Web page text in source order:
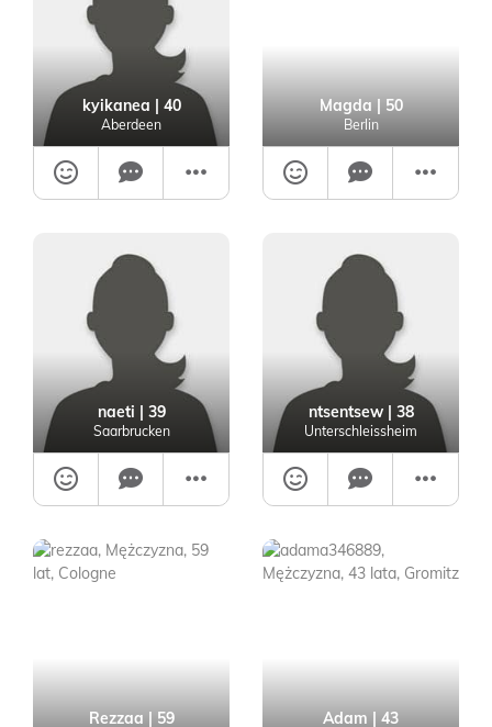
kyikanea | 40
Aberdeen
Magda | 50
Berlin
naeti | 39
Saarbrucken
ntsentsew| 38
Unterschleissheim
Rezzaa | 59 Adam | 43